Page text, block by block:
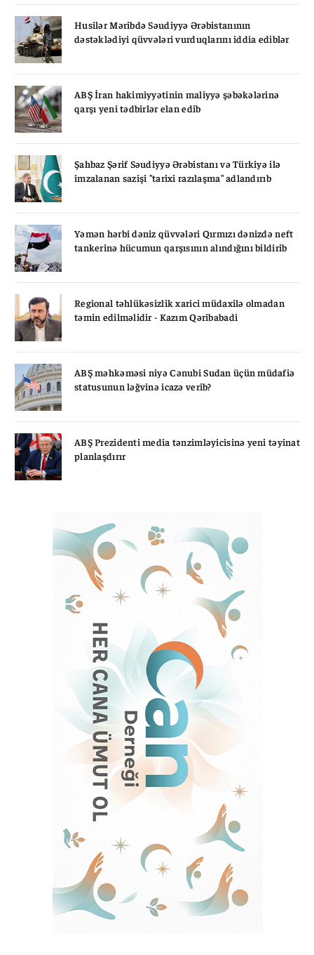
Husilər Məribdə Səudiyyə Ərəbistanının
dəstəklədiyi qüvvələri vurduqlarını iddia ediblər
ABŞ İran hakimiyyətinin maliyyə şəbəkələrinə
qarşı yeni tədbirlər elan edib
Şahbaz Şərif Səudiyyə Ərəbistanı və Türkiyə ilə
imzalanan sazişi "tarixi razılaşma" adlandırıb
Yəmən hərbi dəniz qüvvələri Qırmızı dənizdə neft
tankerinə hücumun qarşısının alındığını bildirib
Regional təhlükəsizlik xarici müdaxilə olmadan
təmin edilməlidir - Kazım Qəribabadi
ABŞ məhkəməsi niyə Cənubi Sudan üçün müdafiə
statusunun ləğvinə icazə verib?
ABŞ Prezidenti media tənzimləyicisinə yeni təyinat
planlaşdırır